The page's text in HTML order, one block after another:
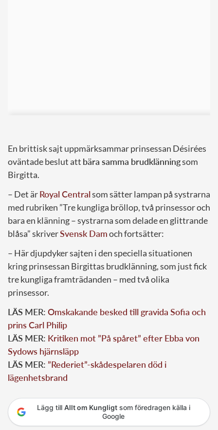
En brittisk sajt uppmärksammar prinsessan Désirées
oväntade beslut att bära samma brudklänningsom
Birgitta.
– Det ärRoyal Centralsom sätter lampan på systrarna
med rubriken ”Tre kungliga bröllop, två prinsessor och
bara en klänning – systrarna som delade en glittrande
blåsa” skriverSvensk Damoch fortsätter:
– Här djupdyker sajten i den speciella situationen
kring prinsessan Birgittas brudklänning, som just fick
tre kungliga framträdanden – med två olika
prinsessor.
LÄS MER: Omskakande besked till gravida Sofia och
prins Carl Philip
LÄS MER: Kritiken mot ”På spåret” efter Ebba von
Sydows hjärnsläpp
LÄS MER: ”Rederiet”-skådespelaren död i
lägenhetsbrand
Lägg till Allt om Kungligtsom föredragen källa i
Google